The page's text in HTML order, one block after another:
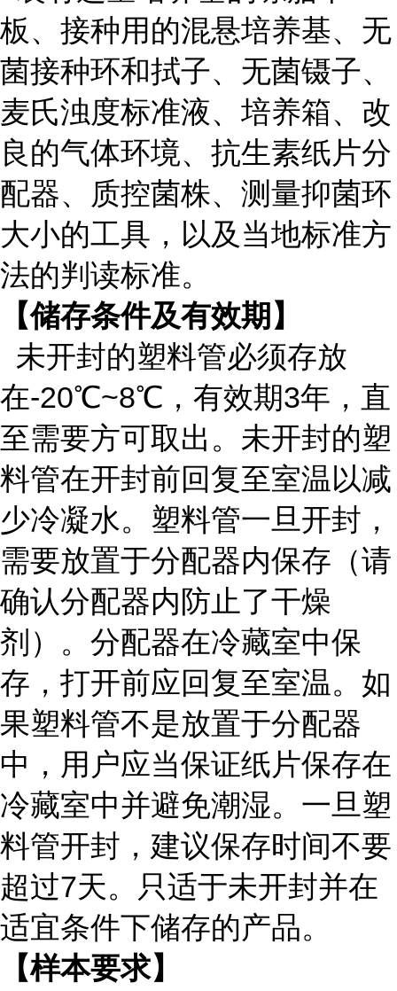
板、接种用的混悬培养基、无
菌接种环和拭子、无菌镊子、
麦氏浊度标准液、培养箱、改
良的气体环境、抗生素纸片分
配器、质控菌株、测量抑菌环
大小的工具，以及当地标准方
法的判读标准。
【储存条件及有效期】
未开封的塑料管必须存放
在-20℃~8℃，有效期3年，直
至需要方可取出。未开封的塑
料管在开封前回复至室温以减
少冷凝水。塑料管一旦开封，
需要放置于分配器内保存（请
确认分配器内防止了干燥
剂）。分配器在冷藏室中保
存，打开前应回复至室温。如
果塑料管不是放置于分配器
中，用户应当保证纸片保存在
冷藏室中并避免潮湿。一旦塑
料管开封，建议保存时间不要
超过7天。只适于未开封并在
适宜条件下储存的产品。
【样本要求】